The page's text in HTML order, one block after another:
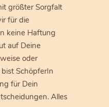
größter Sorgfalt
für die
keine Haftung
auf Deine
oder
SchöpferIn
für Dein
Alles